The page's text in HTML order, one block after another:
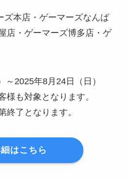
ズ本店・ゲーマーズなんば
店・ゲーマーズ博多店・ゲ
～2025年8月24日（日）
も対象となります。
了となります。
はこちら